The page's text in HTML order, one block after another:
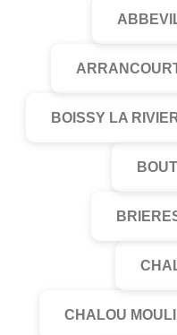
BOISSY LA
CHALOU